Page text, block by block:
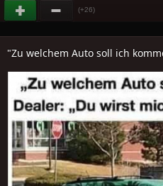
(+26)
"Zu welchem Auto soll ich